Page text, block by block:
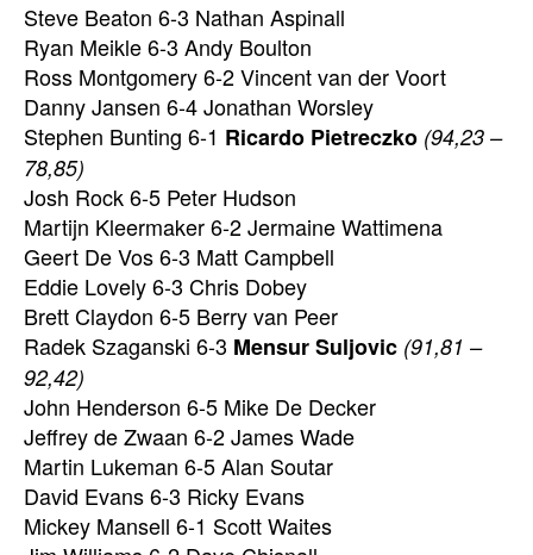
Steve Beaton 6-3 Nathan Aspinall
Ryan Meikle 6-3 Andy Boulton
Ross Montgomery 6-2 Vincent van der Voort
Danny Jansen 6-4 Jonathan Worsley
Stephen Bunting 6-1 Ricardo Pietreczko (94,23 –
78,85)
Josh Rock 6-5 Peter Hudson
Martijn Kleermaker 6-2 Jermaine Wattimena
Geert De Vos 6-3 Matt Campbell
Eddie Lovely 6-3 Chris Dobey
Brett Claydon 6-5 Berry van Peer
Radek Szaganski 6-3 Mensur Suljovic (91,81 –
92,42)
John Henderson 6-5 Mike De Decker
Jeffrey de Zwaan 6-2 James Wade
Martin Lukeman 6-5 Alan Soutar
David Evans 6-3 Ricky Evans
Mickey Mansell 6-1 Scott Waites